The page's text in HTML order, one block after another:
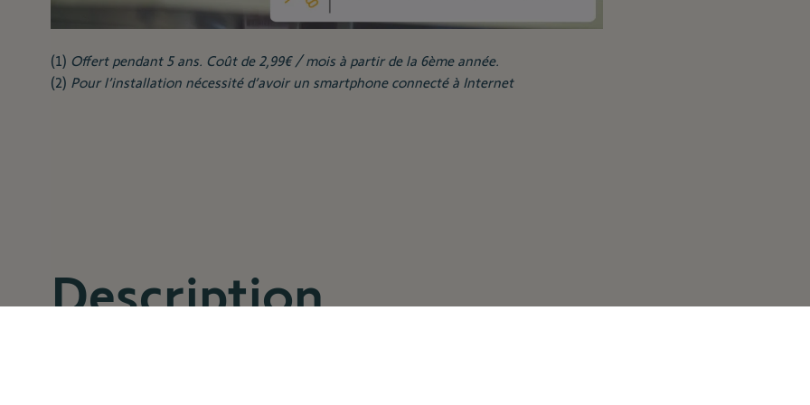
(1) Offert pendant 5 ans. Coût de 2,99€ / mois à partir de la 6ème année.
(2) Pour l’installation nécessité d’avoir un smartphone connecté à Internet
Description